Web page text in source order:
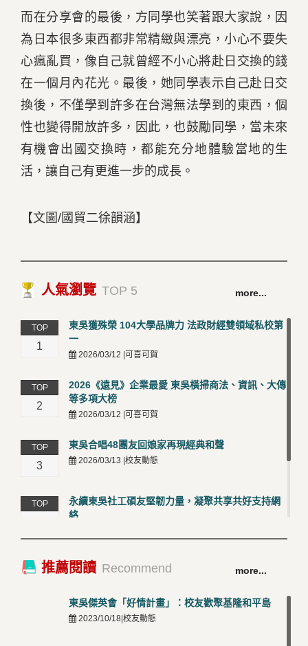
而在分享會的最後，方同學也笑著跟大家說，因
為日本很多東西都非常精緻與漂亮，小心不要失
心瘋亂買，像自己就曾經不小心將赴日交換的錢
在一個月內花光。最後，她同學表示自己赴日交
換後，不僅學到許多在台灣無法學到的東西，個
性也變得開放許多，因此，也鼓勵同學，當未來
有機會出國交換時，都能充分地體驗當地的生
活，讓自己有更進一步的成長。
【文圖/國貿二徐韻涵】
人氣瀏覽 TOP 5 more...
TOP
1
東吳獲殊榮 104大學品牌力 法政財經雙領域私校第
一
2026/03/12 |可喜可賀
TOP
2
2026《遠見》企業最愛 東吳橫掃商法、資訊、大傳
等多項大榜
2026/03/12 |可喜可賀
TOP
3
東吳合唱48團友回娘家再現經典和聲
2026/03/13 |校友動態
TOP
永續東吳社工碩友堅韌力量，凝聚共享共好支持網
絡
TOP
卓越永續校園 東吳大學連奪 ISO 14001、45001 及
50001三大國際驗證殊榮
推薦閱讀 Recommend more...
東吳傑英會「好情計畫」：校友歡聚基隆和平島
2023/10/18|校友動態